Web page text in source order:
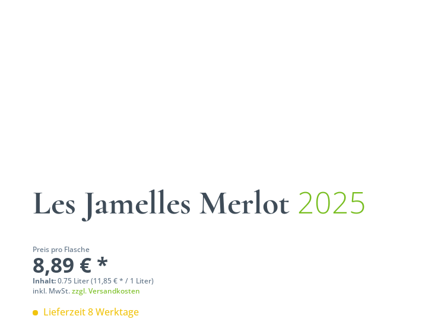
Les Jamelles Merlot 2025
Preis pro Flasche
8,89 € *
Inhalt:0.75 Liter (11,85 € * / 1 Liter)
inkl. MwSt.zzgl. Versandkosten
Lieferzeit 8 Werktage